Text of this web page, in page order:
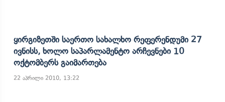
Ყირგიზეთში Საერთო Სახალხო Რეფერენდუმი 27
Ივნისს, Ხოლო Საპარლამენტო Არჩევნები 10
Ოქტომბერს Გაიმართება
22 აპრილი 2010, 13:22